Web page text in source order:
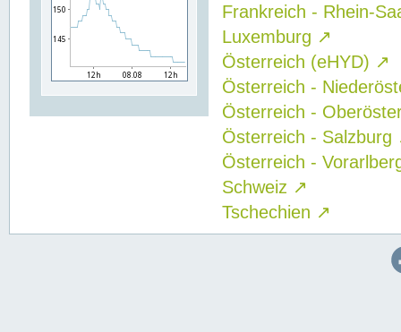
Frankreich - Rhein-
Luxemburg ↗
Österreich (eHYD) ↗
Österreich -
Österreich -
Österreich - Salzburg
Österreich -
Schweiz ↗
Tschechien ↗